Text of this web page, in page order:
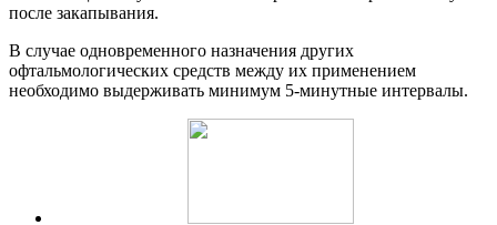
после закапывания.
В случае одновременного назначения других
офтальмологических средств между их применением
необходимо выдерживать минимум 5-минутные интервалы.